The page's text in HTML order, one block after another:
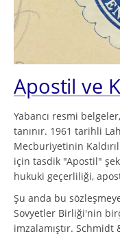
Apostil ve
Yabancı resmi
tanınır. 1961 tarihli
Mecburiyetinin
için tasdik "Apostil"
hukuki geçerliliği,
Şu anda bu
Sovyetler Birliği'nin
imzalamıştır.